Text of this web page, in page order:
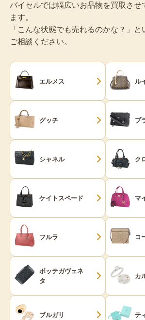
バイセルでは幅広いお品物を買取させ
ます。
「こんな状態でも売れるのかな？」
ご相談ください。
エルメス ル
グッチ プ
シャネル ク
ケイトスペード マ
フルラ コ
ボッテガヴェネ
タ
カ
ブルガリ テ